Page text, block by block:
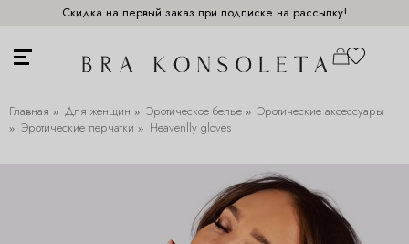
Скидка на первый заказ при подписке на рассылку!
Главная Для женщин Эротическое белье
Эротические аксессуары
Эротические перчатки
Heavenlly gloves